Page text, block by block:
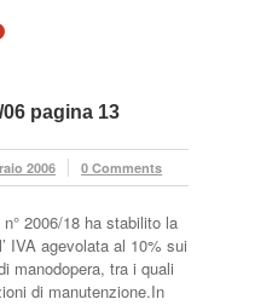
06 pagina 13
2006 0 Comments
2006/18 ha stabilito la
IVA agevolata al 10% sui
manodopera, tra i quali
di manutenzione.In